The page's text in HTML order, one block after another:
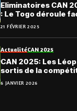
Eliminatoires CAN
: Le Togo déroule
Djibouti
21 FÉVRIER 2025
ActualitéCAN 2025
CAN 2025: Les
sortis de la
6 JANVIER 2026